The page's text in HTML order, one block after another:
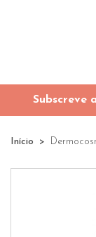
Subscreve
Início